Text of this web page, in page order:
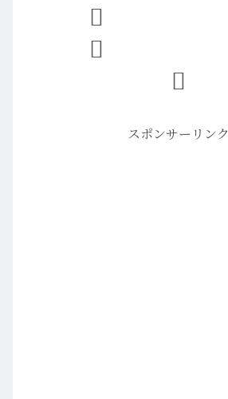
スポンサーリンク